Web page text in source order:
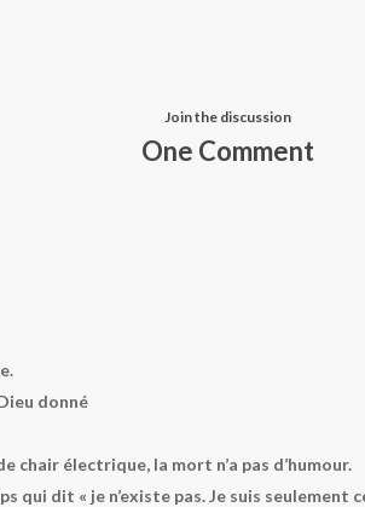
Join the discussion
One Comment
donné
chair électrique, la mort n’a pas d’humour.
qui dit « je n’existe pas. Je suis seulement